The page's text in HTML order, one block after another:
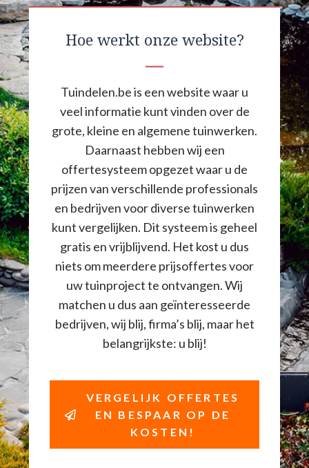
Hoe werkt onze website?
Tuindelen.be is een website waar u
veel informatie kunt vinden over de
grote, kleine en algemene tuinwerken.
Daarnaast hebben wij een
offertesysteem opgezet waar u de
prijzen van verschillende professionals
en bedrijven voor diverse tuinwerken
kunt vergelijken. Dit systeem is geheel
gratis en vrijblijvend. Het kost u dus
niets om meerdere prijsoffertes voor
uw tuinproject te ontvangen. Wij
matchen u dus aan geïnteresseerde
bedrijven, wij blij, firma’s blij, maar het
belangrijkste: u blij!
VERGELIJK OFFERTES
EN BESPAAR OP DE
KOSTEN!